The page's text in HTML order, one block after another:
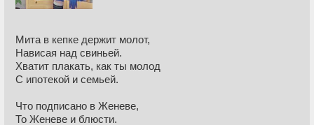
Мита в кепке держит молот,
Нависая над свиньей.
Хватит плакать, как ты молод
С ипотекой и семьей.
Что подписано в Женеве,
То Женеве и блюсти.